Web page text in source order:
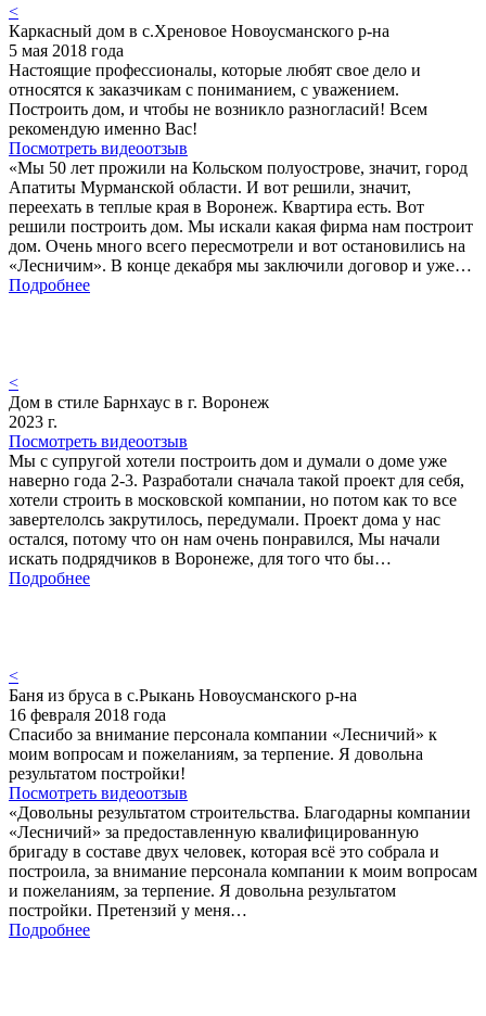
<
Каркасный дом в с.Хреновое Новоусманского р-на
5 мая 2018 года
Настоящие профессионалы, которые любят свое дело и
относятся к заказчикам с пониманием, с уважением.
Построить дом, и чтобы не возникло разногласий! Всем
рекомендую именно Вас!
Посмотреть видеоотзыв
«Мы 50 лет прожили на Кольском полуострове, значит, город
Апатиты Мурманской области. И вот решили, значит,
переехать в теплые края в Воронеж. Квартира есть. Вот
решили построить дом. Мы искали какая фирма нам построит
дом. Очень много всего пересмотрели и вот остановились на
«Лесничим». В конце декабря мы заключили договор и уже…
Подробнее
<
Дом в стиле Барнхаус в г. Воронеж
2023 г.
Посмотреть видеоотзыв
Мы с супругой хотели построить дом и думали о доме уже
наверно года 2-3. Разработали сначала такой проект для себя,
хотели строить в московской компании, но потом как то все
завертелолсь закрутилось, передумали. Проект дома у нас
остался, потому что он нам очень понравился, Мы начали
искать подрядчиков в Воронеже, для того что бы…
Подробнее
<
Баня из бруса в с.Рыкань Новоусманского р-на
16 февраля 2018 года
Спасибо за внимание персонала компании «Лесничий» к
моим вопросам и пожеланиям, за терпение. Я довольна
результатом постройки!
Посмотреть видеоотзыв
«Довольны результатом строительства. Благодарны компании
«Лесничий» за предоставленную квалифицированную
бригаду в составе двух человек, которая всё это собрала и
построила, за внимание персонала компании к моим вопросам
и пожеланиям, за терпение. Я довольна результатом
постройки. Претензий у меня…
Подробнее